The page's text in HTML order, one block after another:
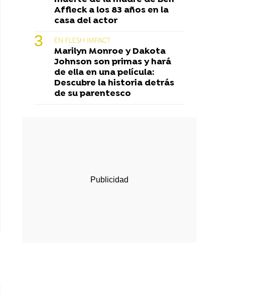
Affleck a los 83 años en la
casa del actor
EN FLESH IMPACT
Marilyn Monroe y Dakota
Johnson son primas y hará
de ella en una película:
Descubre la historia detrás
de su parentesco